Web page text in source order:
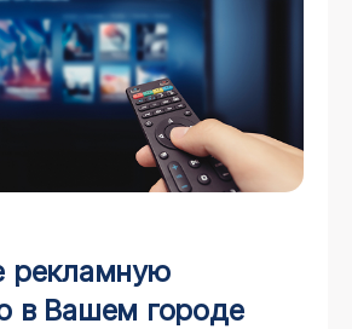
рекламную
в Вашем городе